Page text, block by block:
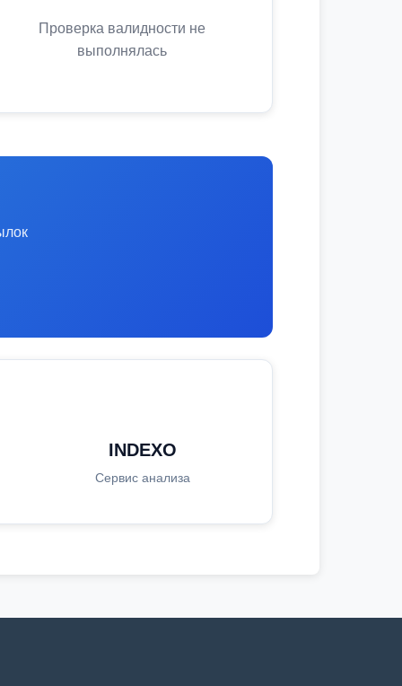
Проверка валидности не
выполнялась
INDEXO
Сервис анализа